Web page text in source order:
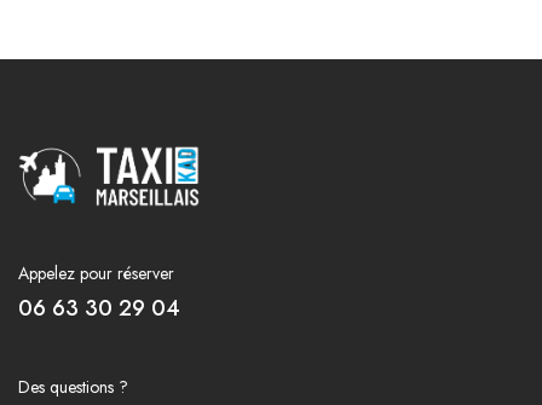
Appelez pour réserver
06 63 30 29 04
Des questions ?